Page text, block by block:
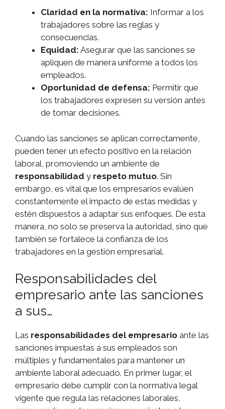
Claridad en la normativa: Informar a los
trabajadores sobre las reglas y
consecuencias.
Equidad: Asegurar que las sanciones se
apliquen de manera uniforme a todos los
empleados.
Oportunidad de defensa: Permitir que
los trabajadores expresen su versión antes
de tomar decisiones.
Cuando las sanciones se aplican correctamente,
pueden tener un efecto positivo en la relación
laboral, promoviendo un ambiente de
responsabilidad y respeto mutuo. Sin
embargo, es vital que los empresarios evalúen
constantemente el impacto de estas medidas y
estén dispuestos a adaptar sus enfoques. De esta
manera, no solo se preserva la autoridad, sino que
también se fortalece la confianza de los
trabajadores en la gestión empresarial.
Responsabilidades del
empresario ante las sanciones
a sus…
Las responsabilidades del empresario ante las
sanciones impuestas a sus empleados son
múltiples y fundamentales para mantener un
ambiente laboral adecuado. En primer lugar, el
empresario debe cumplir con la normativa legal
vigente que regula las relaciones laborales,